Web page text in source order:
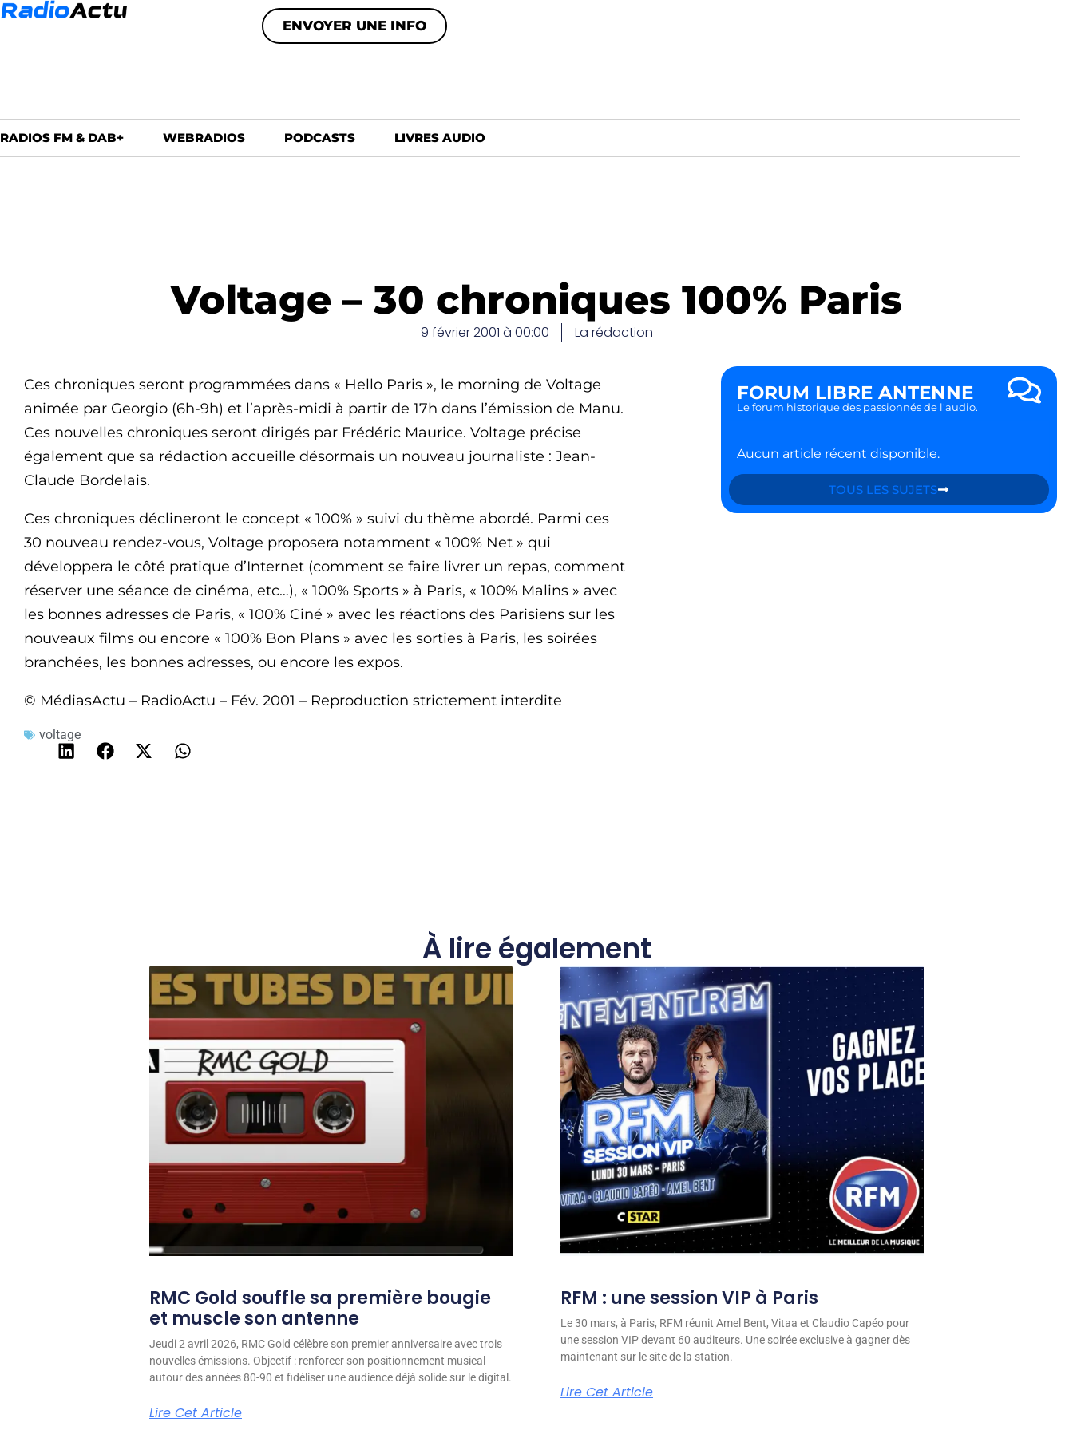
ENVOYER UNE INFO
RADIOS FM & DAB+ WEBRADIOS PODCASTS LIVRES AUDIO
Voltage – 30 chroniques 100% Paris
9 février 2001 à 00:00 La rédaction
Ces chroniques seront programmées dans « Hello Paris », le morning de Voltage
animée par Georgio (6h-9h) et l’après-midi à partir de 17h dans l’émission de Manu.
Ces nouvelles chroniques seront dirigés par Frédéric Maurice. Voltage précise
également que sa rédaction accueille désormais un nouveau journaliste : Jean-
Claude Bordelais.
Ces chroniques déclineront le concept « 100% » suivi du thème abordé. Parmi ces
30 nouveau rendez-vous, Voltage proposera notamment « 100% Net » qui
développera le côté pratique d’Internet (comment se faire livrer un repas, comment
réserver une séance de cinéma, etc…), « 100% Sports » à Paris, « 100% Malins » avec
les bonnes adresses de Paris, « 100% Ciné » avec les réactions des Parisiens sur les
nouveaux films ou encore « 100% Bon Plans » avec les sorties à Paris, les soirées
branchées, les bonnes adresses, ou encore les expos.
© MédiasActu – RadioActu – Fév. 2001 – Reproduction strictement interdite
voltage
FORUM LIBRE ANTENNE
Le forum historique des passionnés de l'audio.
Aucun article récent disponible.
TOUS LES SUJETS
À lire également
RMC Gold souffle sa première bougie
et muscle son antenne
Jeudi 2 avril 2026, RMC Gold célèbre son premier anniversaire avec trois
nouvelles émissions. Objectif : renforcer son positionnement musical
autour des années 80-90 et fidéliser une audience déjà solide sur le digital.
Lire Cet Article
RFM : une session VIP à Paris
Le 30 mars, à Paris, RFM réunit Amel Bent, Vitaa et Claudio Capéo pour
une session VIP devant 60 auditeurs. Une soirée exclusive à gagner dès
maintenant sur le site de la station.
Lire Cet Article